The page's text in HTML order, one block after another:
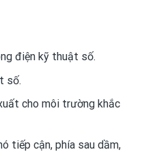
điện kỹ thuật số.
số.
cho môi trường khắc
tiếp cận, phía sau dầm,